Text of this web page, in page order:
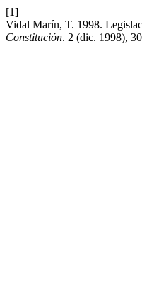
[1]
Vidal Marín, T. 1998.
Constitución. 2 (dic. 1998),